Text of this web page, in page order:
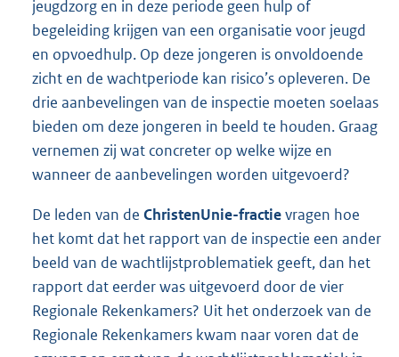
jeugdzorg en in deze periode geen hulp of
begeleiding krijgen van een organisatie voor jeugd
en opvoedhulp. Op deze jongeren is onvoldoende
zicht en de wachtperiode kan risico’s opleveren. De
drie aanbevelingen van de inspectie moeten soelaas
bieden om deze jongeren in beeld te houden. Graag
vernemen zij wat concreter op welke wijze en
wanneer de aanbevelingen worden uitgevoerd?
De leden van de ChristenUnie-fractievragen hoe
het komt dat het rapport van de inspectie een ander
beeld van de wachtlijstproblematiek geeft, dan het
rapport dat eerder was uitgevoerd door de vier
Regionale Rekenkamers? Uit het onderzoek van de
Regionale Rekenkamers kwam naar voren dat de